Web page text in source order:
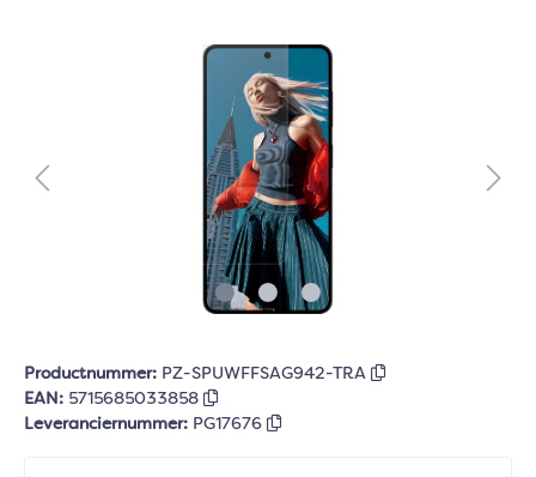
Productnummer: PZ-SPUWFFSAG942-TRA
EAN: 5715685033858
Leveranciernummer: PG17676